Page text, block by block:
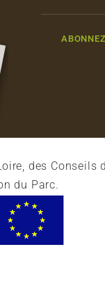
des Conseils
du Parc.